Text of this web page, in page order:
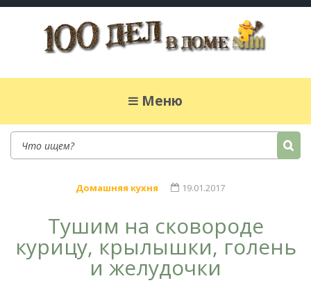
простые рецепты.Меню
Домашняя кухня 19.01.2017
Тушим на сковороде
курицу, крылышки, голень
и желудочки